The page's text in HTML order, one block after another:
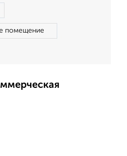
помещение